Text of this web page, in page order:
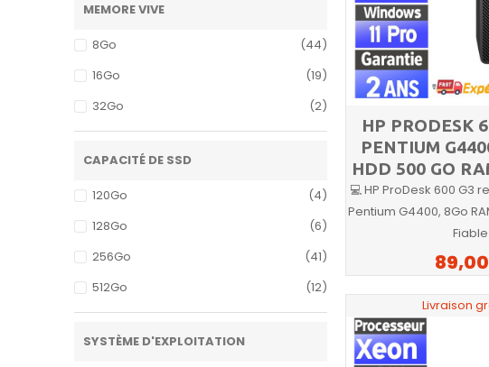
MEMORE VIVE
8Go
(44)
16Go
(19)
32Go
(2)
CAPACITÉ DE SSD
120Go
(4)
128Go
(6)
256Go
(41)
512Go
(12)
SYSTÈME D'EXPLOITATION
HP PRODESK
PENTIUM
HDD 500 GO
💻 HP ProDesk 600 G3
Pentium G4400, 8Go
Fiable
Livraison